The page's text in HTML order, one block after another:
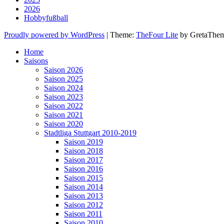
2026
Hobbyfußball
Proudly powered by WordPress | Theme: TheFour Lite by
Home
Saisons
Saison 2026
Saison 2025
Saison 2024
Saison 2023
Saison 2022
Saison 2021
Saison 2020
Stadtliga Stuttgart 2010-2019
Saison 2019
Saison 2018
Saison 2017
Saison 2016
Saison 2015
Saison 2014
Saison 2013
Saison 2012
Saison 2011